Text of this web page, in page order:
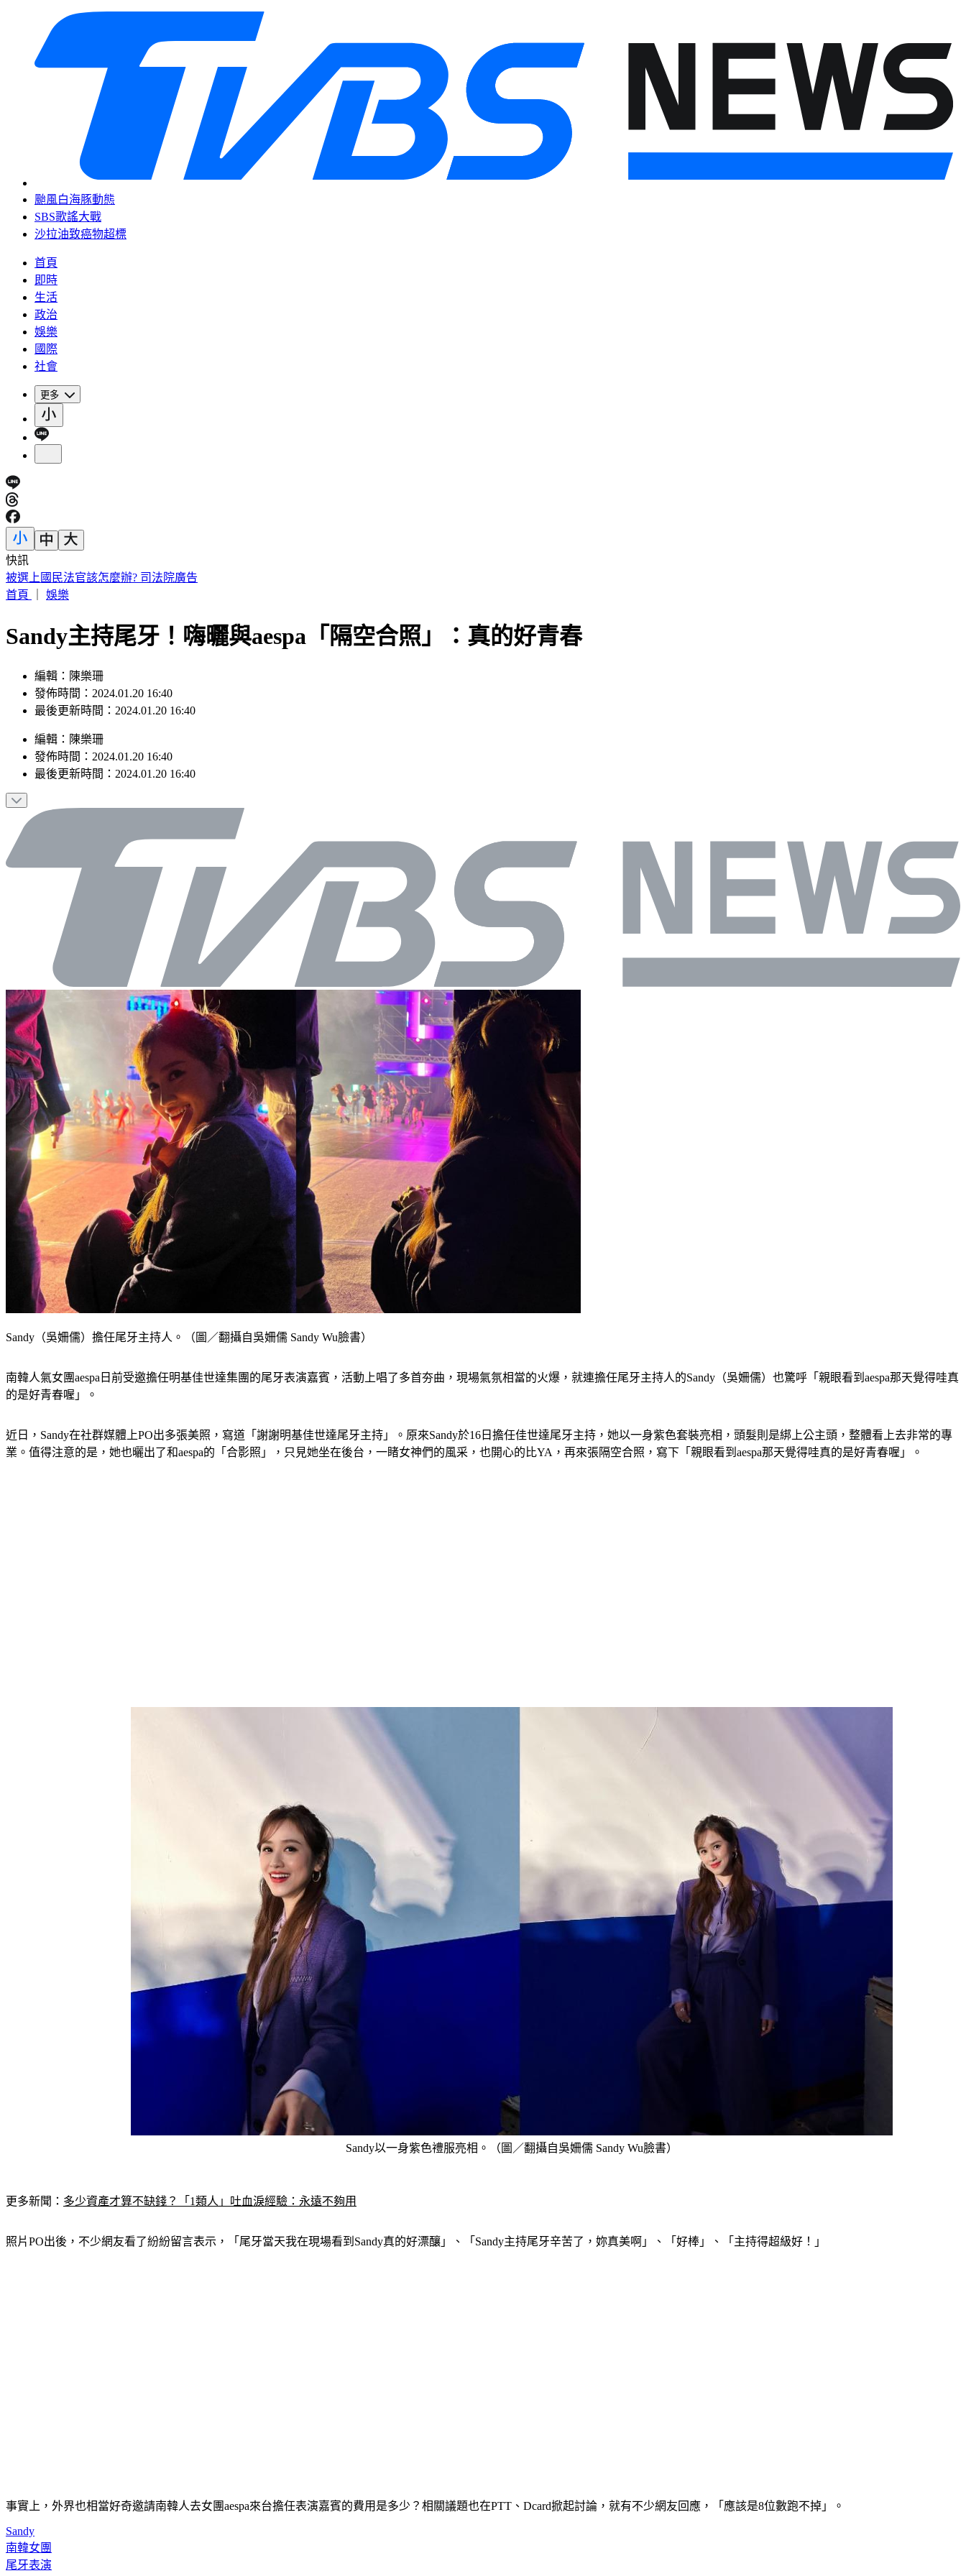
颱風白海豚動態
SBS歌謠大戰
沙拉油致癌物超標
首頁
即時
生活
政治
娛樂
國際
社會
更多
快訊
被選上國民法官該怎麼辦? 司法院廣告
首頁
娛樂
Sandy主持尾牙！嗨曬與aespa「隔空合照」：真的好青春
編輯：陳樂珊
發佈時間：2024.01.20 16:40
最後更新時間：2024.01.20 16:40
編輯 ： 陳樂珊
發佈時間： 2024.01.20 16:40
最後更新時間： 2024.01.20 16:40
Sandy（吳姍儒）擔任尾牙主持人。（圖／翻攝自吳姍儒 Sandy Wu臉書）
南韓人氣女團aespa日前受邀擔任明基佳世達集團的尾牙表演嘉賓，活動上唱了多首夯曲，現場氣氛相當的火爆，就連擔任尾牙主持人的Sandy（吳姍儒）也驚呼「親眼看到aespa那天覺得哇真
的是好青春喔」。
近日，Sandy在社群媒體上PO出多張美照，寫道「謝謝明基佳世達尾牙主持」。原來Sandy於16日擔任佳世達尾牙主持，她以一身紫色套裝亮相，頭髮則是綁上公主頭，整體看上去非常的專
業。值得注意的是，她也曬出了和aespa的「合影照」，只見她坐在後台，一睹女神們的風采，也開心的比YA，再來張隔空合照，寫下「親眼看到aespa那天覺得哇真的是好青春喔」。
Sandy以一身紫色禮服亮相。（圖／翻攝自吳姍儒 Sandy Wu臉書）
更多新聞： 多少資產才算不缺錢？「1類人」吐血淚經驗：永遠不夠用
照片PO出後，不少網友看了紛紛留言表示，「尾牙當天我在現場看到Sandy真的好漂釀」、「Sandy主持尾牙辛苦了，妳真美啊」、「好棒」、「主持得超級好！」
事實上，外界也相當好奇邀請南韓人去女團aespa來台擔任表演嘉賓的費用是多少？相關議題也在PTT、Dcard掀起討論，就有不少網友回應，「應該是8位數跑不掉」。
Sandy
南韓女團
尾牙表演